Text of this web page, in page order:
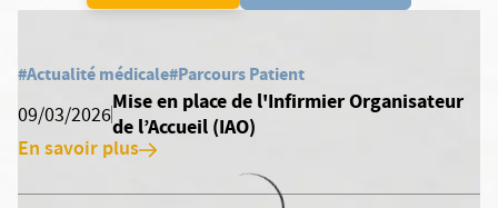
#Actualité médicale#Parcours Patient
09/03/2026
Mise en place de l'Infirmier Organisateur
de l’Accueil (IAO)
En savoir plus